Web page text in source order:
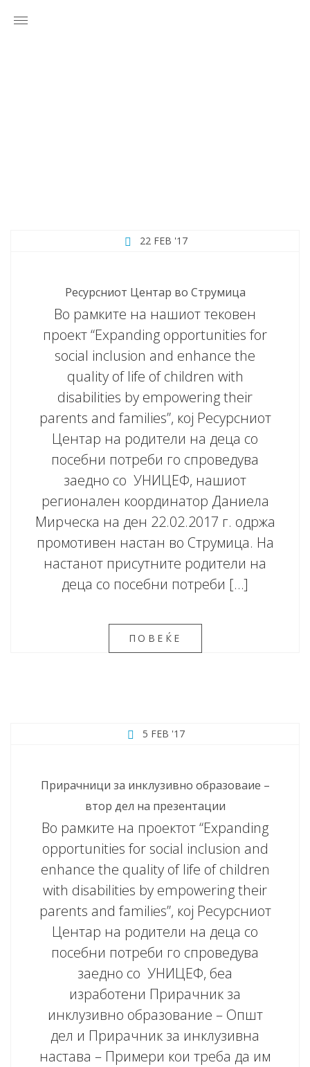
22 FEB '17
Ресурсниот Центар во Струмица
Во рамките на нашиот тековен
проект “Expanding opportunities for
social inclusion and enhance the
quality of life of children with
disabilities by empowering their
parents and families”, кој Ресурсниот
Центар на родители на деца со
посебни потреби го спроведува
заедно со УНИЦЕФ, нашиот
регионален координатор Даниела
Мирческа на ден 22.02.2017 г. одржа
промотивен настан во Струмица. На
настанот присутните родители на
деца со посебни потреби […]
ПОВЕЌЕ
5 FEB '17
Прирачници за инклузивно образоваие –
втор дел на презентации
Во рамките на проектот “Expanding
opportunities for social inclusion and
enhance the quality of life of children
with disabilities by empowering their
parents and families”, кој Ресурсниот
Центар на родители на деца со
посебни потреби го спроведува
заедно со УНИЦЕФ, беа
изработени Прирачник за
инклузивно образование – Општ
дел и Прирачник за инклузивна
настава – Примери кои треба да им